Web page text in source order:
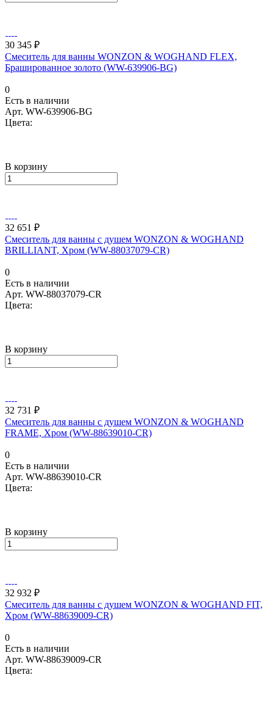
30 345 ₽
Смеситель для ванны WONZON & WOGHAND FLEX,
Брашированное золото (WW-639906-BG)
0
Есть в наличии
Арт. WW-639906-BG
Цвета:
В корзину
32 651 ₽
Смеситель для ванны с душем WONZON & WOGHAND
BRILLIANT, Хром (WW-88037079-CR)
0
Есть в наличии
Арт. WW-88037079-CR
Цвета:
В корзину
32 731 ₽
Смеситель для ванны с душем WONZON & WOGHAND
FRAME, Хром (WW-88639010-CR)
0
Есть в наличии
Арт. WW-88639010-CR
Цвета:
В корзину
32 932 ₽
Смеситель для ванны с душем WONZON & WOGHAND FIT,
Хром (WW-88639009-CR)
0
Есть в наличии
Арт. WW-88639009-CR
Цвета: